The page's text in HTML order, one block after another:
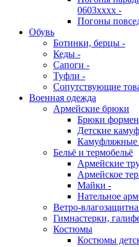
0603хххх -
Погоны
Обувь
Ботинки, берцы -
Кеды -
Сапоги -
Туфли -
Сопутствующие
Военная одежда
Армейские брюки
Брюки
Детские
Бельё и термобельё
Армейские
Армейское
Майки -
Нательное
Ветро-
Гимнастерки,
Костюмы
Костюмы